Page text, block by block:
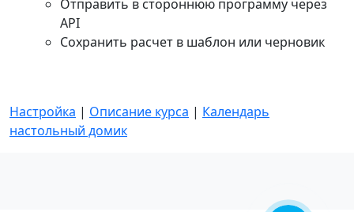
Отправить в стороннюю программу через
API
Сохранить расчет в шаблон или черновик
Настройка | Описание курса | Календарь
настольный домик